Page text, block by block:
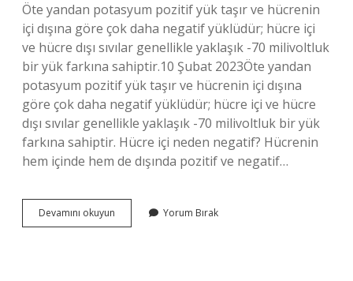
Öte yandan potasyum pozitif yük taşır ve hücrenin
içi dışına göre çok daha negatif yüklüdür; hücre içi
ve hücre dışı sıvılar genellikle yaklaşık -70 milivoltluk
bir yük farkına sahiptir.10 Şubat 2023Öte yandan
potasyum pozitif yük taşır ve hücrenin içi dışına
göre çok daha negatif yüklüdür; hücre içi ve hücre
dışı sıvılar genellikle yaklaşık -70 milivoltluk bir yük
farkına sahiptir. Hücre içi neden negatif? Hücrenin
hem içinde hem de dışında pozitif ve negatif…
Devamını okuyun
Zarı
Yorum Bırak